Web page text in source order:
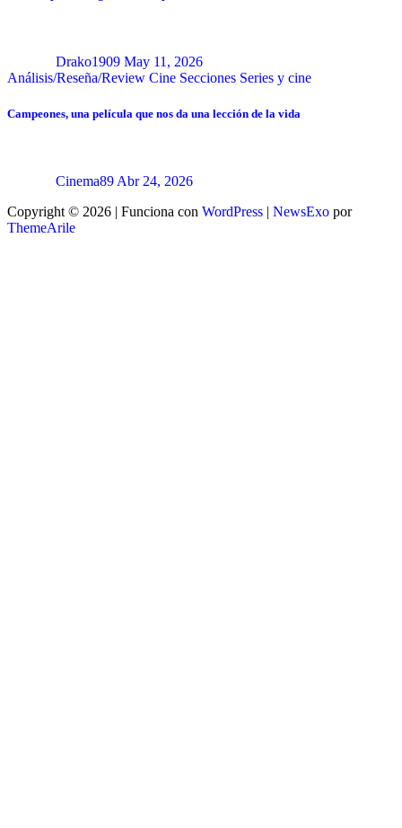
Drako1909 May 11, 2026
Análisis/Reseña/Review Cine Secciones Series y cine
Campeones, una película que nos da una lección de la vida
Cinema89 Abr 24, 2026
Copyright © 2026 | Funciona con WordPress | NewsExo por
ThemeArile